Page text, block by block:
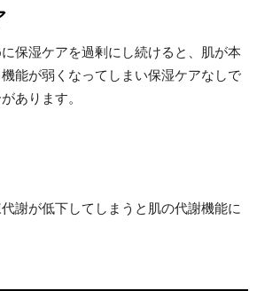
保湿ケアを過剰にし続けると、肌が本
能が弱くなってしまい保湿ケアなしで
あります。
謝が低下してしまうと肌の代謝機能に